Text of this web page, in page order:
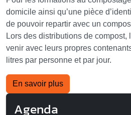
domicile ainsi qu’une pièce
de pouvoir repartir avec un
Lors des distributions de
venir avec leurs propres
litres par personne et par jour.
En savoir plus
Agenda